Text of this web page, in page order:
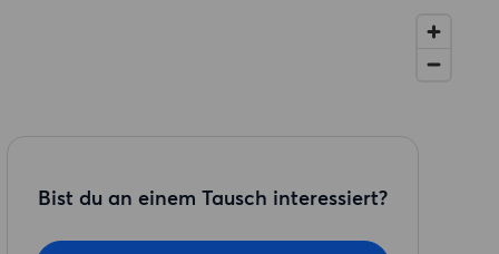
Bist du an einem Tausch interessiert?